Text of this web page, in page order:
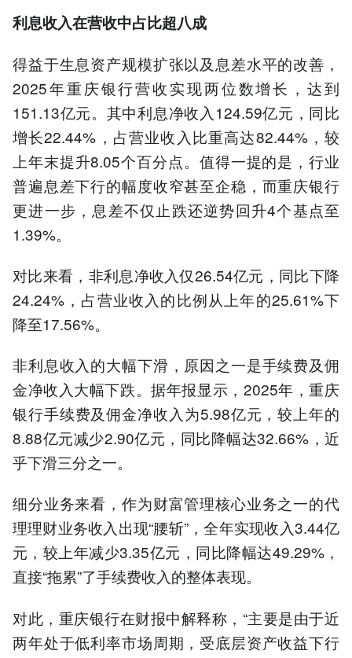
利息收入在营收中占比超八成
得益于生息资产规模扩张以及息差水平的改善，
2025年重庆银行营收实现两位数增长，达到
151.13亿元。其中利息净收入124.59亿元，同比
增长22.44%，占营业收入比重高达82.44%，较
上年末提升8.05个百分点。值得一提的是，行业
普遍息差下行的幅度收窄甚至企稳，而重庆银行
更进一步，息差不仅止跌还逆势回升4个基点至
1.39%。
对比来看，非利息净收入仅26.54亿元，同比下降
24.24%，占营业收入的比例从上年的25.61%下
降至17.56%。
非利息收入的大幅下滑，原因之一是手续费及佣
金净收入大幅下跌。据年报显示，2025年，重庆
银行手续费及佣金净收入为5.98亿元，较上年的
8.88亿元减少2.90亿元，同比降幅达32.66%，近
乎下滑三分之一。
细分业务来看，作为财富管理核心业务之一的代
理理财业务收入出现“腰斩”，全年实现收入3.44亿
元，较上年减少3.35亿元，同比降幅达49.29%，
直接“拖累”了手续费收入的整体表现。
对此，重庆银行在财报中解释称，“主要是由于近
两年处于低利率市场周期，受底层资产收益下行